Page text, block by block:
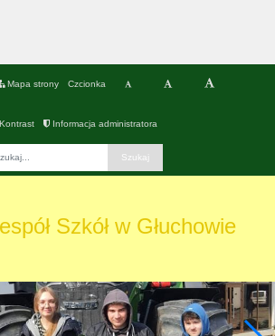
Mapa strony Czcionka
Informacja administratora
Szkół w Głuchowie